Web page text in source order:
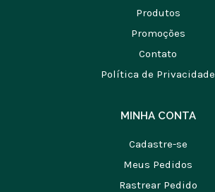
Produtos
Promoções
Contato
Política de Privacidade
MINHA CONTA
Cadastre-se
Meus Pedidos
Rastrear Pedido